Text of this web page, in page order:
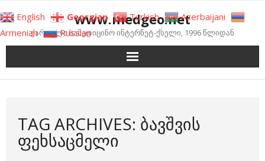
to
content
www.medgeo.net
ქართული სამედიცინო ინტერნეტ-ქსელი, 1996 წლიდან
TAG ARCHIVES: ᲑᲐᲕᲨᲕᲘᲡ
ᲤᲔᲮᲡᲐᲪᲛᲔᲚᲘ
English Georgian Turkish
Azerbaijani
Armenian
Russian